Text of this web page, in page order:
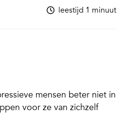
leestijd 1 minuut
mensen beter niet in
voor ze van zichzelf